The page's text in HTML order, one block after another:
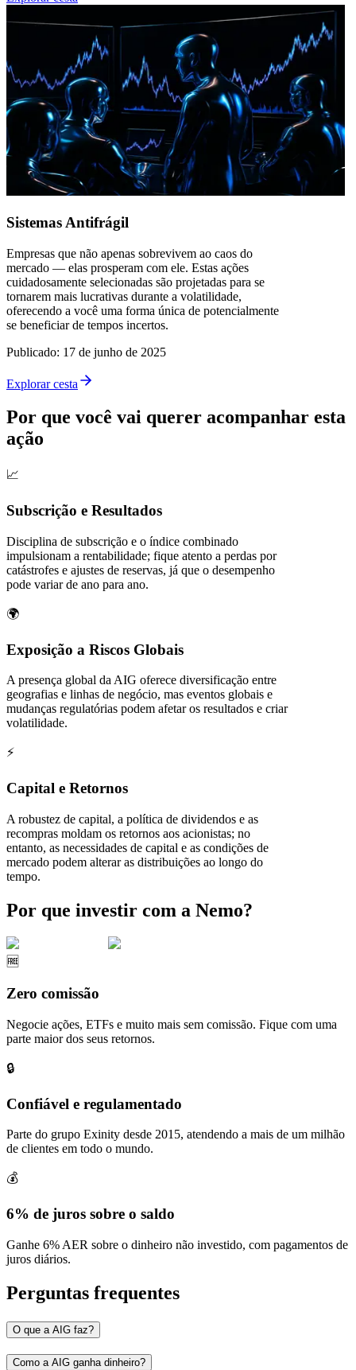
Sistemas Antifrágil
Empresas que não apenas sobrevivem ao caos do
mercado — elas prosperam com ele. Estas ações
cuidadosamente selecionadas são projetadas para se
tornarem mais lucrativas durante a volatilidade,
oferecendo a você uma forma única de potencialmente
se beneficiar de tempos incertos.
Publicado: 17 de junho de 2025
Explorar cesta
Por que você vai querer acompanhar esta
ação
📈
Subscrição e Resultados
Disciplina de subscrição e o índice combinado
impulsionam a rentabilidade; fique atento a perdas por
catástrofes e ajustes de reservas, já que o desempenho
pode variar de ano para ano.
🌍
Exposição a Riscos Globais
A presença global da AIG oferece diversificação entre
geografias e linhas de negócio, mas eventos globais e
mudanças regulatórias podem afetar os resultados e criar
volatilidade.
⚡
Capital e Retornos
A robustez de capital, a política de dividendos e as
recompras moldam os retornos aos acionistas; no
entanto, as necessidades de capital e as condições de
mercado podem alterar as distribuições ao longo do
tempo.
Por que investir com a Nemo?
🆓
Zero comissão
Negocie ações, ETFs e muito mais sem comissão. Fique com uma
parte maior dos seus retornos.
🔒
Confiável e regulamentado
Parte do grupo Exinity desde 2015, atendendo a mais de um milhão
de clientes em todo o mundo.
💰
6% de juros sobre o saldo
Ganhe 6% AER sobre o dinheiro não investido, com pagamentos de
juros diários.
Perguntas frequentes
O que a AIG faz?
Como a AIG ganha dinheiro?